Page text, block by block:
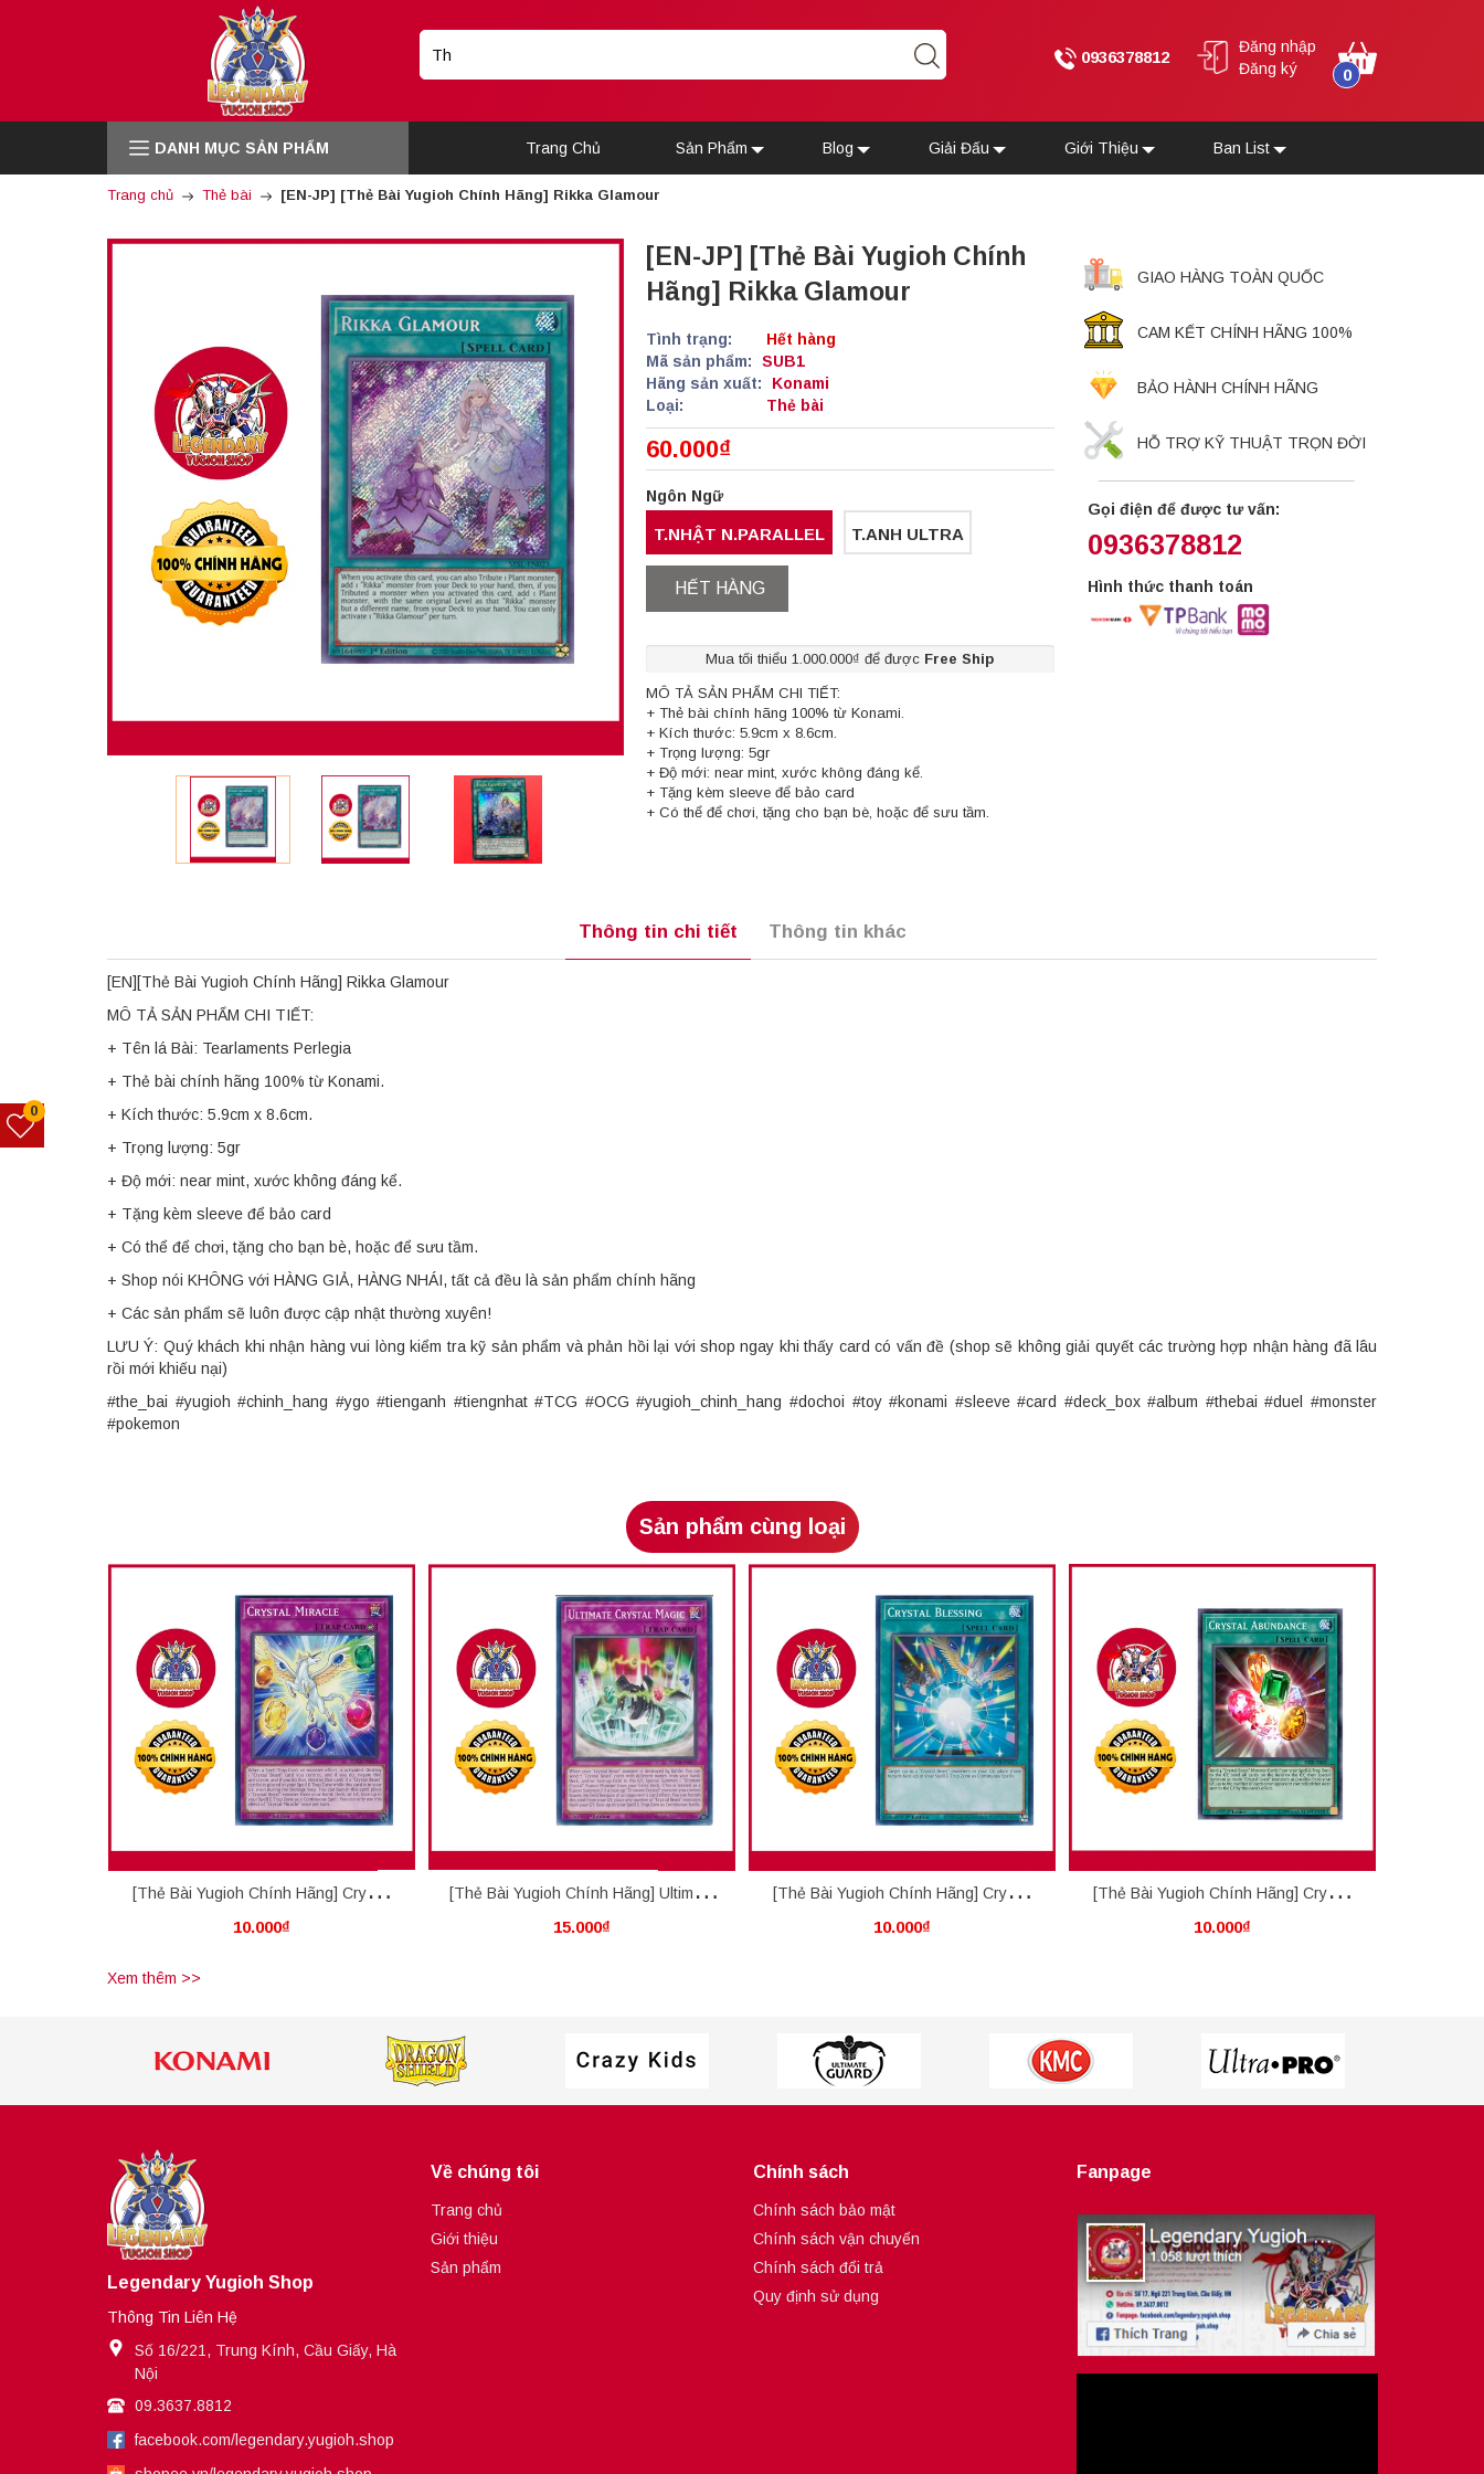
0936378812
Đăng nhập
Đăng ký
0
DANH MỤC SẢN PHẨM Trang Chủ Sản Phẩm Blog Giải Đấu Giới Thiệu Ban List
Trang chủ Thẻ bài [EN-JP] [Thẻ Bài Yugioh Chính Hãng] Rikka Glamour
[EN-JP] [Thẻ Bài Yugioh Chính
Hãng] Rikka Glamour
Tình trạng:
Hết hàng
Mã sản phẩm:
SUB1
Hãng sản xuất:
Konami
Loại:
Thẻ bài
60.000₫
Ngôn Ngữ
T.NHẬT N.PARALLEL T.ANH ULTRA
HẾT HÀNG
Mua tối thiểu 1.000.000₫ để được Free Ship
MÔ TẢ SẢN PHẨM CHI TIẾT:
+ Thẻ bài chính hãng 100% từ Konami.
+ Kích thước: 5.9cm x 8.6cm.
+ Trọng lượng: 5gr
+ Độ mới: near mint, xước không đáng kể.
+ Tặng kèm sleeve để bảo card
+ Có thể để chơi, tặng cho bạn bè, hoặc để sưu tầm.
GIAO HÀNG TOÀN QUỐC
CAM KẾT CHÍNH HÃNG 100%
BẢO HÀNH CHÍNH HÃNG
HỖ TRỢ KỸ THUẬT TRỌN ĐỜI
Gọi điện để được tư vấn:
0936378812
Hình thức thanh toán
Thông tin chi tiết Thông tin khác
[EN][Thẻ Bài Yugioh Chính Hãng] Rikka Glamour
MÔ TẢ SẢN PHẨM CHI TIẾT:
+ Tên lá Bài: Tearlaments Perlegia
+ Thẻ bài chính hãng 100% từ Konami.
+ Kích thước: 5.9cm x 8.6cm.
+ Trọng lượng: 5gr
+ Độ mới: near mint, xước không đáng kể.
+ Tặng kèm sleeve để bảo card
+ Có thể để chơi, tặng cho bạn bè, hoặc để sưu tầm.
+ Shop nói KHÔNG với HÀNG GIẢ, HÀNG NHÁI, tất cả đều là sản phẩm chính hãng
+ Các sản phẩm sẽ luôn được cập nhật thường xuyên!
LƯU Ý: Quý khách khi nhận hàng vui lòng kiểm tra kỹ sản phẩm và phản hồi lại với shop ngay khi thấy card có vấn đề (shop sẽ không giải quyết các trường hợp nhận hàng đã lâu
rồi mới khiếu nại)
#the_bai #yugioh #chinh_hang #ygo #tienganh #tiengnhat #TCG #OCG #yugioh_chinh_hang #dochoi #toy #konami #sleeve #card #deck_box #album #thebai #duel #monster
#pokemon
Sản phẩm cùng loại
[Thẻ Bài Yugioh Chính Hãng] Crystal
Miracle
10.000₫
[Thẻ Bài Yugioh Chính Hãng] Ultimate
Crystal Magic
15.000₫
[Thẻ Bài Yugioh Chính Hãng] Crystal
Blessing
10.000₫
[Thẻ Bài Yugioh Chính Hãng] Crystal
Abundance
10.000₫
Xem thêm >>
Legendary Yugioh Shop
Thông Tin Liên Hệ
Số 16/221, Trung Kính, Cầu Giấy, Hà
Nội
09.3637.8812
facebook.com/legendary.yugioh.shop
Về chúng tôi
Trang chủ
Giới thiệu
Sản phẩm
Chính sách
Chính sách bảo mật
Chính sách vận chuyển
Chính sách đổi trả
Quy định sử dụng
Fanpage
0